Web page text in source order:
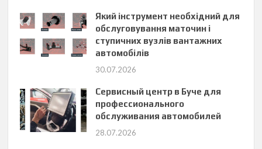
Який інструмент необхідний для
обслуговування маточин і
ступичних вузлів вантажних
автомобілів
30.07.2026
Сервисный центр в Буче для
профессионального
обслуживания автомобилей
28.07.2026